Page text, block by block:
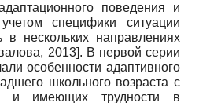
поведения и
специфики ситуации
в нескольких направлениях
2013]. В первой серии
особенности адаптивного
школьного возраста с
и имеющих трудности в